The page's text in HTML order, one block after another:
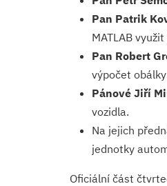
Pan Patrik
MATLAB
Pan Robert
výpočet
Pánové Jiří
vozidla.
Na jejich
jednotky
Oficiální část